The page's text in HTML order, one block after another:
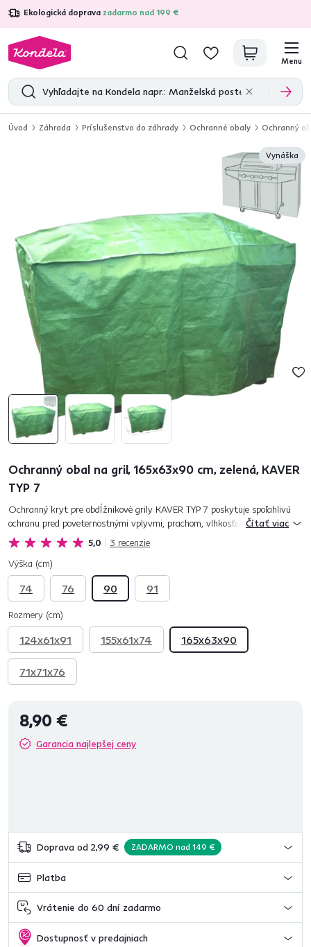
Ekologická doprava zadarmo nad 199 €
4,7 31 333overených produktových recenzií
Menu
Úvod Záhrada Príslušenstvo do záhrady Ochranné obaly Ochranný
Vynáška
Ochranný obal na gril, 165x63x90 cm, zelená, KAVER
TYP 7
5,0 3 recenzie
Ochranný kryt pre obdĺžnikové grily KAVER TYP 7 poskytuje spoľahlivú
ochranu pred poveternostnými vplyvmi, prachom, vlhkosťou a inými
vonkajšími faktormi, ktoré by mohli znížiť životnosť vášho gri...
Čítať viac
Výška (cm)
74 76 90 91
Rozmery (cm)
124x61x91 155x61x74 165x63x90
71x71x76
8,90 €
Garancia najlepšej ceny
Doprava od 2,99 € ZADARMO nad 149 €
Platba
Vrátenie do 60 dní zadarmo
Dostupnosť v predajniach